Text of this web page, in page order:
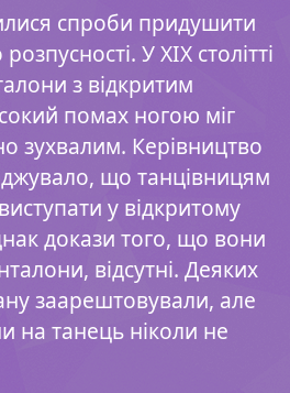
спроби придушити
У XIX столітті
з відкритим
помах ногою міг
зухвалим. Керівництво
що танцівницям
у відкритому
докази того, що вони
відсутні. Деяких
заарештовували, але
на танець ніколи не